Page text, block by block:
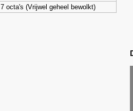
7 octa's (Vrijwel geheel bewolkt)